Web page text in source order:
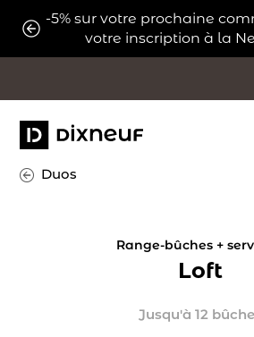
-5% sur votre prochaine
votre inscription à la
Duos
Range-bûches +
Loft
Jusqu'à 12